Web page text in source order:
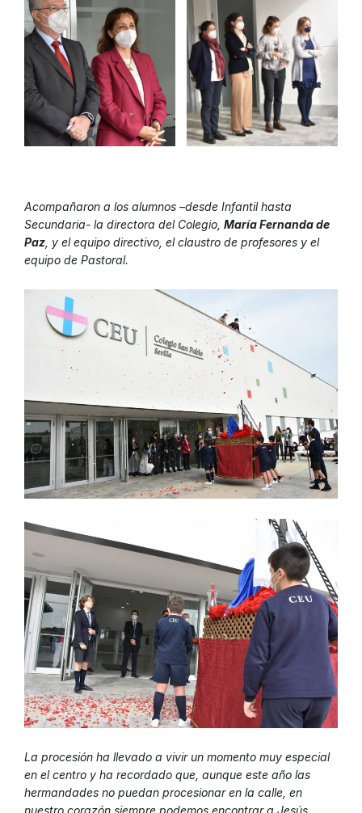
Acompañaron a los alumnos –desde Infantil hasta
Secundaria- la directora del Colegio, María Fernanda de
Paz , y el equipo directivo, el claustro de profesores y el
equipo de Pastoral.
La procesión ha llevado a vivir un momento muy especial
en el centro y ha recordado que, aunque este año las
hermandades no puedan procesionar en la calle, en
nuestro corazón siempre podemos encontrar a Jesús